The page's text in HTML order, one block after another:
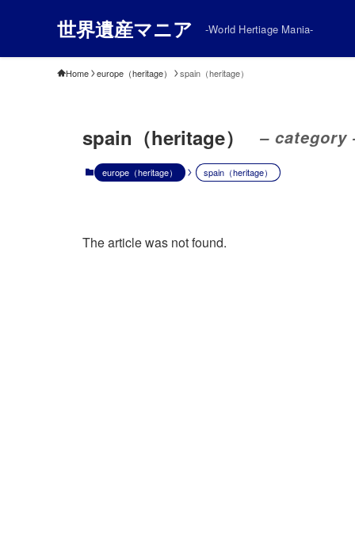
世界遺産マニア -World Hertiage Mania-
Home europe（heritage） spain（heritage）
spain（heritage） – category
europe（heritage） spain（heritage）
The article was not found.